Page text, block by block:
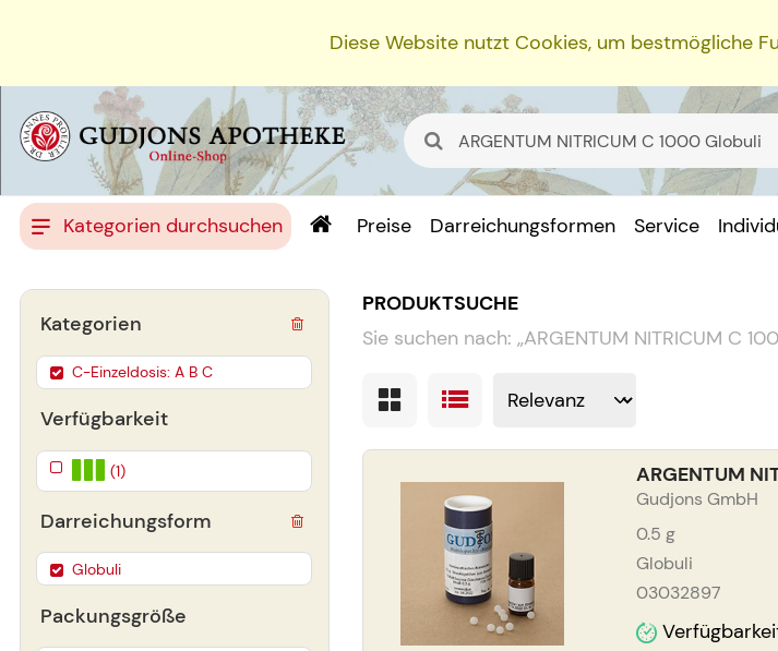
Diese Website nutzt Cookies, um bestmögliche
Kategorien durchsuchen Preise Darreichungsformen Service
PRODUKTSUCHE
Sie suchen nach: „ARGENTUM NITRICUM C
ARGENTUM
Gudjons GmbH
0.5 g
Globuli
03032897
Verfügbarkeit
(1)
Darreichungsform
Globuli
Packungsgröße
Kategorien
C-Einzeldosis: A B C